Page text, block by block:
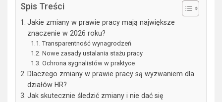
Spis Treści
Jakie zmiany w prawie pracy mają największe
znaczenie w 2026 roku?
Transparentność wynagrodzeń
Nowe zasady ustalania stażu pracy
Ochrona sygnalistów w praktyce
Dlaczego zmiany w prawie pracy są wyzwaniem dla
działów HR?
Jak skutecznie śledzić zmiany i nie dać się